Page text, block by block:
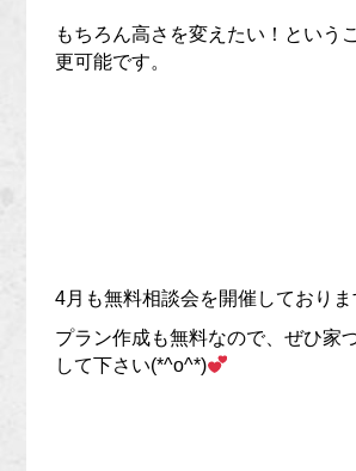
もちろん高さを変えたい！という
更可能です。
4月も無料相談会を開催しておりま
プラン作成も無料なので、ぜひ家
して下さい(*^o^*)